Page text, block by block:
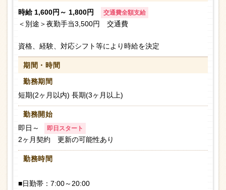
時給 1,600円～ 1,800円 交通費全額支給
＜別途＞夜勤手当3,500円 交通費
資格、経験、対応シフト等により時給を決定
期間・時間
勤務期間
短期(2ヶ月以内) 長期(3ヶ月以上)
勤務開始
即日～
即日スタート
2ヶ月契約 更新の可能性あり
勤務時間
■日勤帯：7:00～20:00